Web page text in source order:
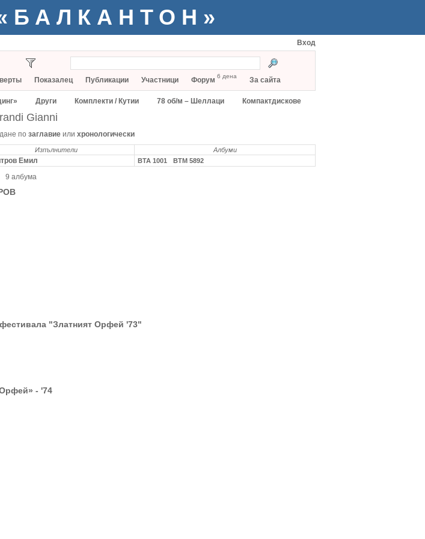
Вход
Показалец Публикации Участници Форум 6 дена За сайта
Други Комплекти / Кутии 78 об/м – Шеллаци Компактдискове
Gianni
по заглавие или хронологически
Изпълнители Албуми
Емил ВТА 1001 ВТМ 5892
9 албума
"Златният Орфей '73"
- '74